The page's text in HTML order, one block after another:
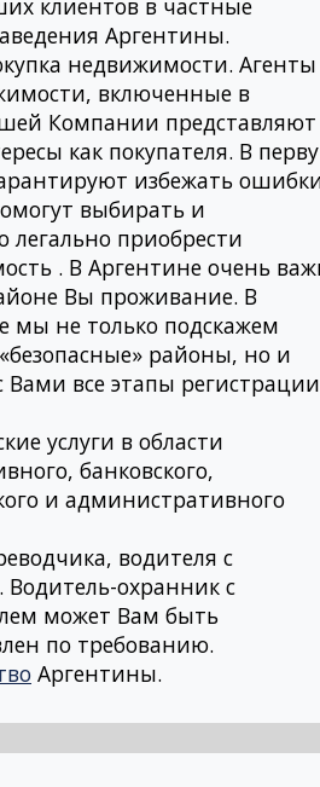
Аргентины.
недвижимости. Агенты
включенные в
Компании представляют
как покупателя. В
избежать
выбирать и
легально приобрести
. В Аргентине очень
Вы проживание. В
мы не только подскажем
районы, но и
Вами все этапы регистрации
услуги в области
банковского,
и административного
водителя с
охранник с
может Вам быть
по требованию.
Аргентины.